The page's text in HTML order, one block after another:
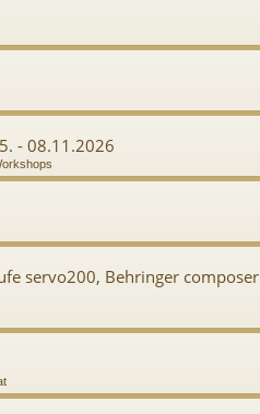
- 08.11.2026
servo200, Behringer composer